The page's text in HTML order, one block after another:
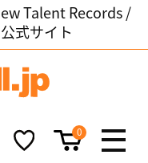
Talent Records /
式サイト
0